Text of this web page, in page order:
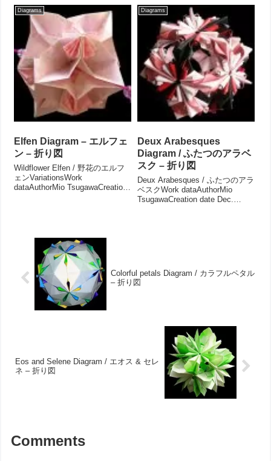
May.2016Parts 30 ...
Diagrams
Elfen Diagram – エルフェ
ン – 折り図
Wildflower Elfen / 野花のエルフ
ェンVariationsWork
dataAuthorMio TsugawaCreation
Diagrams
Deux Arabesques
Diagram / ふたつのアラベ
スク – 折り図
Deux Arabesques / ふたつのアラ
ベスクWork dataAuthorMio
TsugawaCreation date Dec.
Colorful petals Diagram / カラフルペタル
– 折り図
Eos and Selene Diagram / エオス & セレ
ネ – 折り図
Comments